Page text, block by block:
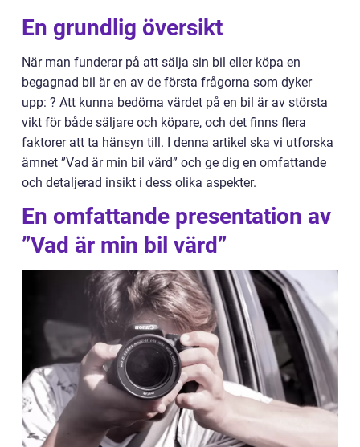
En grundlig översikt
När man funderar på att sälja sin bil eller köpa en
begagnad bil är en av de första frågorna som dyker
upp: ? Att kunna bedöma värdet på en bil är av största
vikt för både säljare och köpare, och det finns flera
faktorer att ta hänsyn till. I denna artikel ska vi utforska
ämnet ”Vad är min bil värd” och ge dig en omfattande
och detaljerad insikt i dess olika aspekter.
En omfattande presentation av
”Vad är min bil värd”